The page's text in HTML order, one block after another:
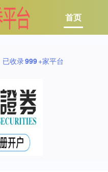
首页
已收录999+家平台